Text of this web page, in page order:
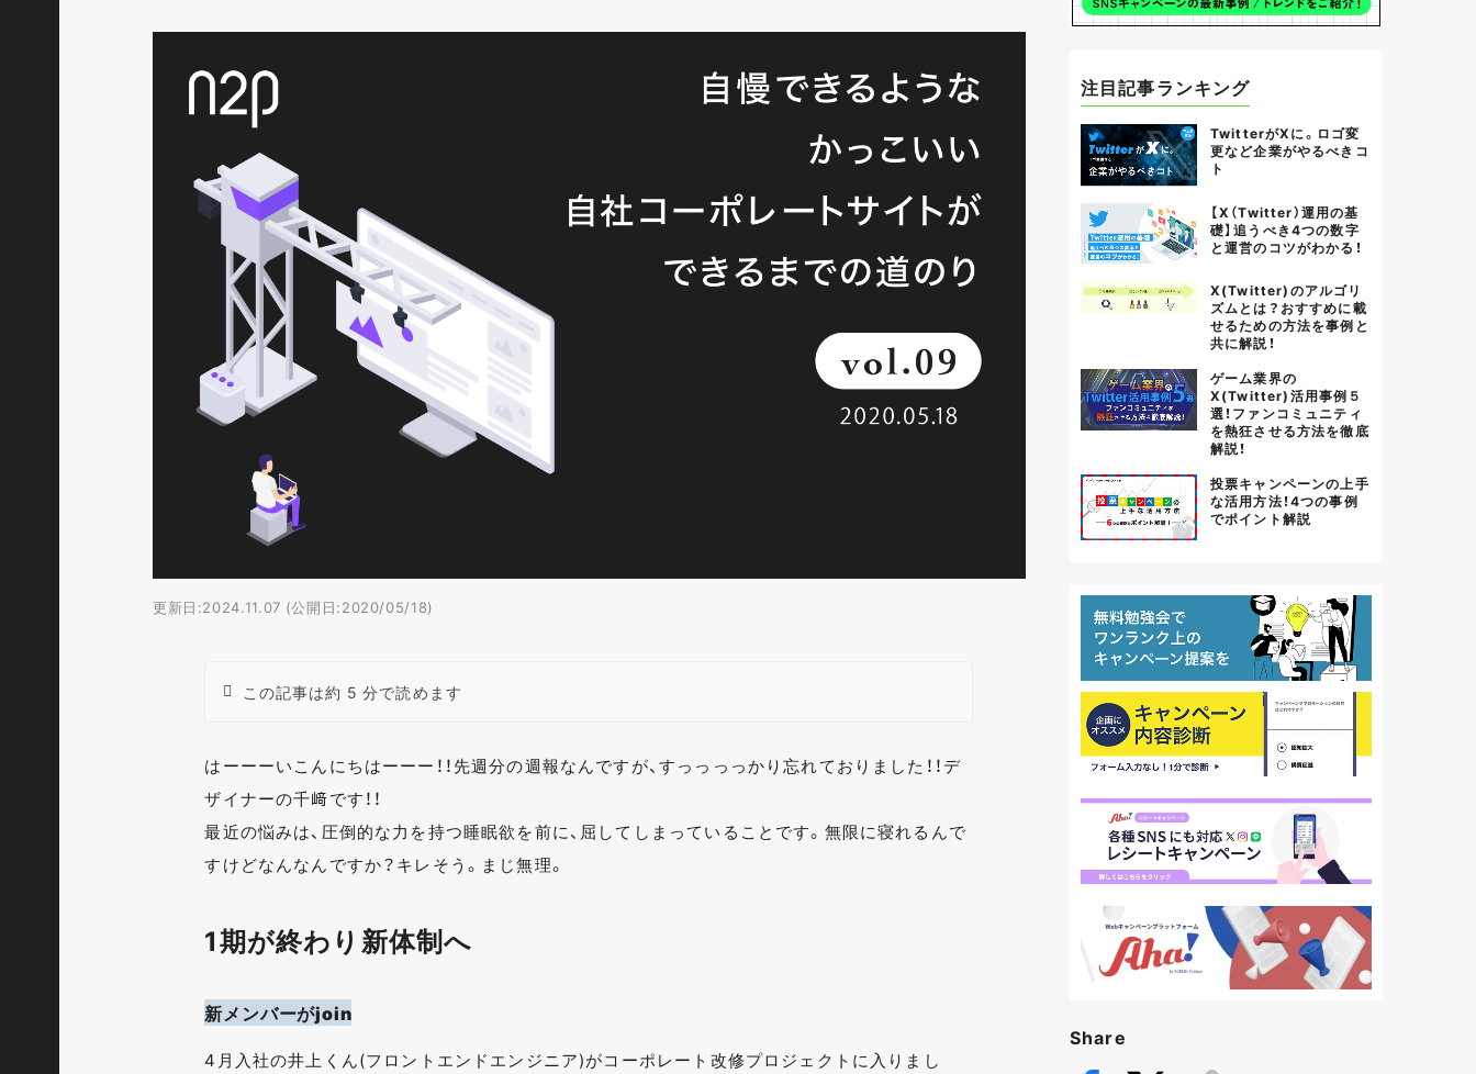
更新日:2024.11.07 (公開日:2020/05/18)
この記事は約 5 分で読めます
はーーーいこんにちはーーー！！先週分の週報なんですが、すっっっっかり忘れておりました！！デ
ザイナーの千﨑です！！
最近の悩みは、圧倒的な力を持つ睡眠欲を前に、屈してしまっていることです。無限に寝れるんで
すけどなんなんですか？キレそう。まじ無理。
1期が終わり新体制へ
新メンバーがjoin
4月入社の井上くん(フロントエンドエンジニア)がコーポレート改修プロジェクトに入りまし
注目記事ランキング
TwitterがXに。ロゴ変
更など企業がやるべきコ
ト
【X（Twitter）運用の基
礎】追うべき4つの数字
と運営のコツがわかる！
X(Twitter)のアルゴリ
ズムとは？おすすめに載
せるための方法を事例と
共に解説！
ゲーム業界の
X(Twitter)活用事例５
選！ファンコミュニティ
を熱狂させる方法を徹底
解説！
投票キャンペーンの上手
な活用方法！4つの事例
でポイント解説
Share